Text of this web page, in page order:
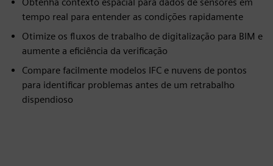
tempo real para entender as condições rapidamente
Otimize os fluxos de trabalho de digitalização para BIM e
aumente a eficiência da verificação
Compare facilmente modelos IFC e nuvens de pontos
para identificar problemas antes de um retrabalho
dispendioso